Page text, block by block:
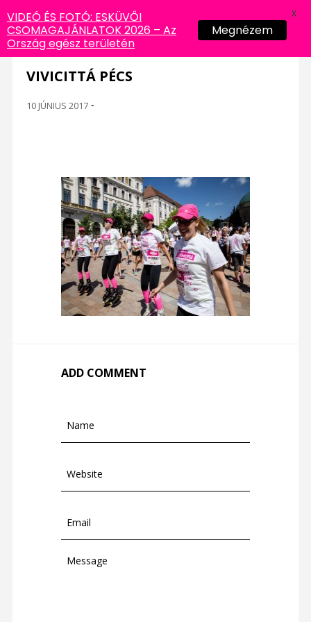
VIVICITTÁ PÉCS
10 JÚNIUS 2017 -
ADD COMMENT
VIDEÓ ÉS FOTÓ: ESKÜVŐI
CSOMAGAJÁNLATOK 2026 – Az
Ország egész területén
Megnézem
X